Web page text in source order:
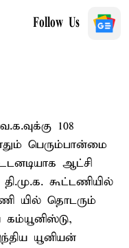
Follow Us
108
பெரும்பான்மை
ஆட்சி
கூட்டணியில்
யில் தொடரும்
யூனியன்